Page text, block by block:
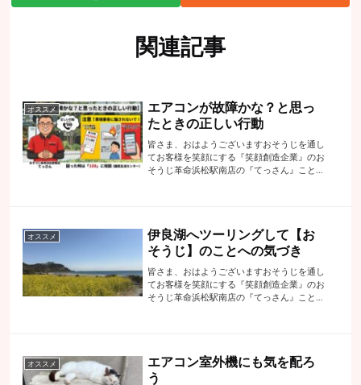
関連記事
オススメ
エアコンが故障かな？と思っ
たときの正しい行動
皆さま、おはようございますおそうじを通し
てお客様を笑顔にする『笑顔創造企業』のお
そうじ革命浜松駅南店の『てっさん』こと代
オススメ
伊良湖へツーリングして【お
そうじ】のことへの気づき
皆さま、おはようございますおそうじを通し
てお客様を笑顔にする『笑顔創造企業』のお
そうじ革命浜松駅南店の『てっさん』こと代
オススメ
エアコン室外機にも気を配ろ
う